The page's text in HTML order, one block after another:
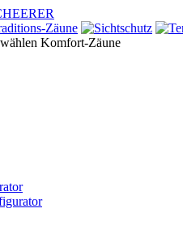
Komfort-Zäune